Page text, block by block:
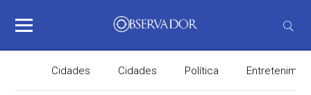
Cidades Cidades Política